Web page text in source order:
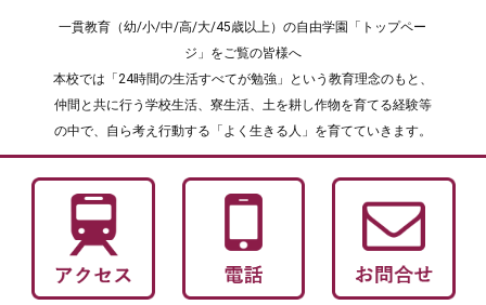
一貫教育（幼/小/中/高/大/45歳以上）の自由学園「トップペー
ジ」をご覧の皆様へ
本校では「24時間の生活すべてが勉強」という教育理念のもと、
仲間と共に行う学校生活、寮生活、土を耕し作物を育てる経験等
の中で、自ら考え行動する「よく生きる人」を育てていきます。